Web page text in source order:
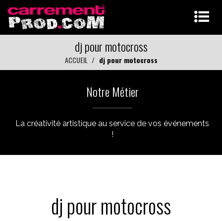
dj pour motocross
ACCUEIL dj pour motocross
Notre Métier
La créativité artistique au service de vos événements
!
dj pour motocross